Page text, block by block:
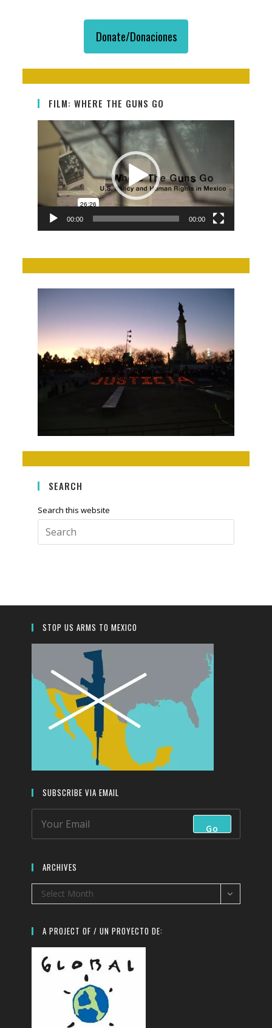
Donate/Donaciones
FILM: WHERE THE GUNS GO
Video
Player
00:00 00:00
SEARCH
Search this website
Escape
search
STOP US ARMS TO MEXICO
SUBSCRIBE VIA EMAIL
Go
ARCHIVES
Archives
Select Month
A PROJECT OF / UN PROYECTO DE: